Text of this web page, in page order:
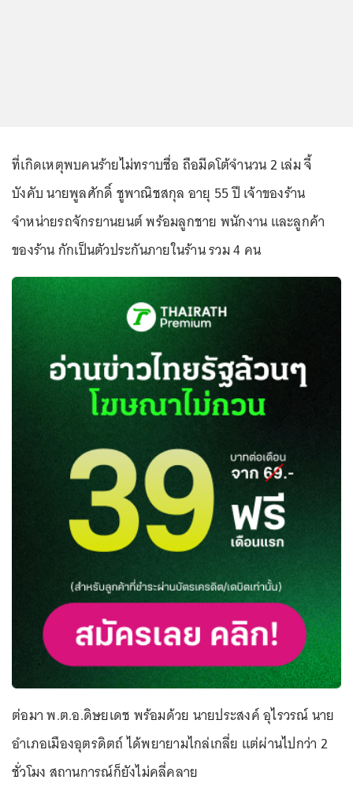
ที่เกิดเหตุพบคนร้ายไม่ทราบชื่อ ถือมีดโต้จำนวน 2 เล่ม จี้
บังคับ นายพูลศักดิ์ ชูพาณิชสกุล อายุ 55 ปี เจ้าของร้าน
จำหน่ายรถจักรยานยนต์ พร้อมลูกชาย พนักงาน และลูกค้า
ของร้าน กักเป็นตัวประกันภายในร้าน รวม 4 คน
ต่อมา พ.ต.อ.ดิษยเดช พร้อมด้วย นายประสงค์ อุไรวรณ์ นาย
อำเภอเมืองอุตรดิตถ์ ได้พยายามไกล่เกลี่ย แต่ผ่านไปกว่า 2
ชั่วโมง สถานการณ์ก็ยังไม่คลี่คลาย